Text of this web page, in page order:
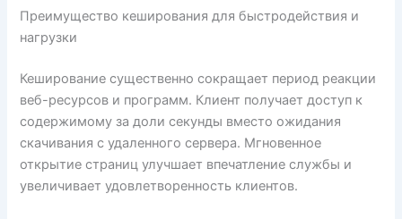
Преимущество кеширования для быстродействия и
нагрузки
Кеширование существенно сокращает период реакции
веб-ресурсов и программ. Клиент получает доступ к
содержимому за доли секунды вместо ожидания
скачивания с удаленного сервера. Мгновенное
открытие страниц улучшает впечатление службы и
увеличивает удовлетворенность клиентов.